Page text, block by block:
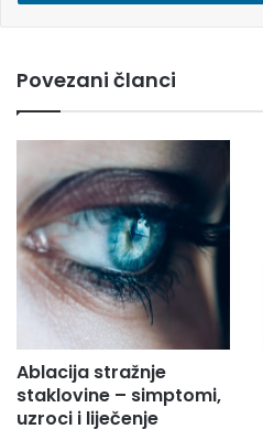
i
e
a
a
e
s
.
Povezani članci
Ablacija stražnje
staklovine – simptomi,
uzroci i liječenje